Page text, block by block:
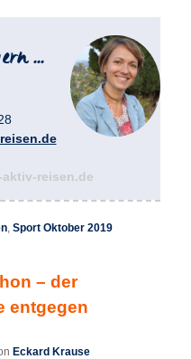
reisen.de
,Sport Oktober 2019
– der
entgegen
Eckard Krause